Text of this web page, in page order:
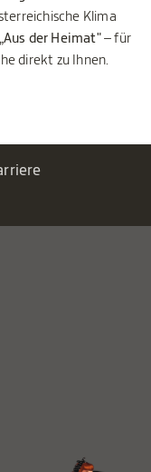
Klima
„Aus der Heimat"– für
direkt zu Ihnen.